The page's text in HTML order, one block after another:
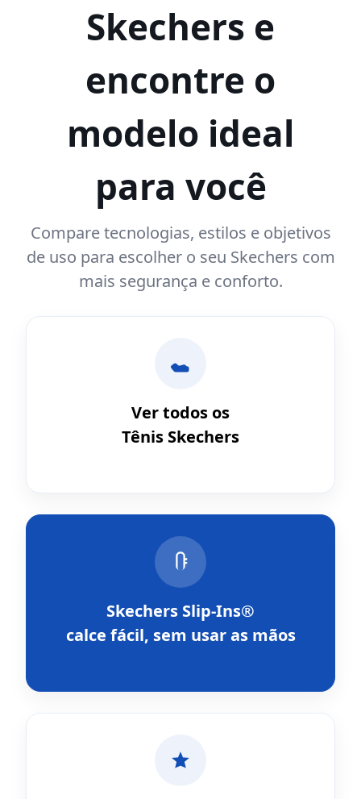
Skechers e
encontre o
modelo ideal
para você
Compare tecnologias, estilos e objetivos
de uso para escolher o seu Skechers com
mais segurança e conforto.
Ver todos os
Tênis Skechers
Skechers Slip-Ins®
calce fácil, sem usar as mãos